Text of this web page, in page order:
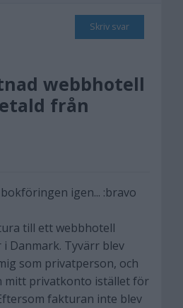
Skriv svar
webbhotell
från
igen... :bravo
till ett webbhotell
i Danmark. Tyvärr blev
som privatperson, och
mitt privatkonto istället för
fakturan inte blev